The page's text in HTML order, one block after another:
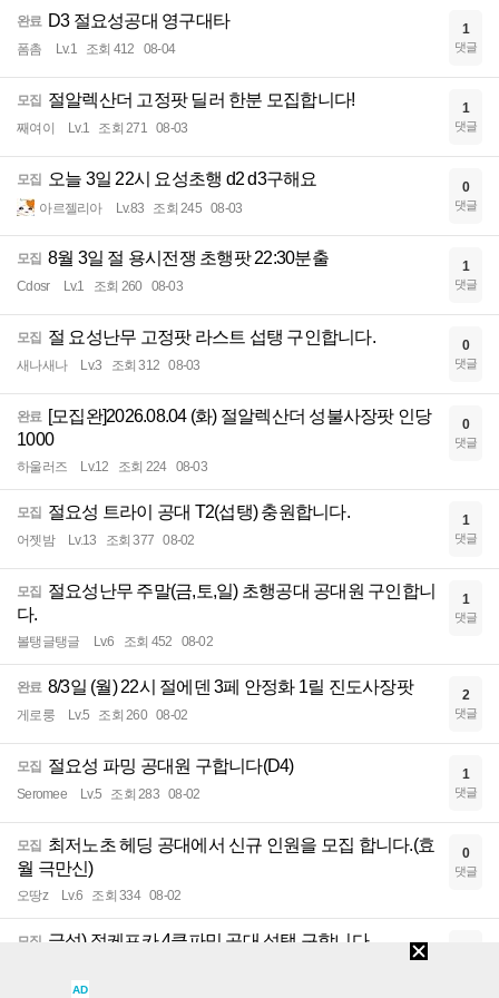
완료 D3 절요성공대 영구대타
폼촘 Lv.1 조회 412 08-04
1
댓글
모집 절알렉산더 고정팟 딜러 한분 모집합니다!
째여이 Lv.1 조회 271 08-03
1
댓글
모집 오늘 3일 22시 요성초행 d2 d3구해요
아르젤리아 Lv.83 조회 245 08-03
0
댓글
모집 8월 3일 절 용시전쟁 초행팟 22:30분출
Cdosr Lv.1 조회 260 08-03
1
댓글
모집 절 요성난무 고정팟 라스트 섭탱 구인합니다.
새나새나 Lv.3 조회 312 08-03
0
댓글
완료 [모집완]2026.08.04 (화) 절알렉산더 성불사장팟 인당
1000
하울러즈 Lv.12 조회 224 08-03
0
댓글
모집 절요성 트라이 공대 T2(섭탱) 충원합니다.
어젯밤 Lv.13 조회 377 08-02
1
댓글
모집 절요성난무 주말(금,토,일) 초행공대 공대원 구인합니
다.
볼탱글탱글 Lv.6 조회 452 08-02
1
댓글
완료 8/3일 (월) 22시 절에덴 3페 안정화 1릴 진도사장팟
게로룽 Lv.5 조회 260 08-02
2
댓글
모집 절요성 파밍 공대원 구합니다(D4)
Seromee Lv.5 조회 283 08-02
1
댓글
모집 최저노초 헤딩 공대에서 신규 인원을 모집 합니다.(효
월 극만신)
오땅z Lv.6 조회 334 08-02
0
댓글
모집 글섭) 절케프카 4클파밍 공대 섭탱 구합니다
AD